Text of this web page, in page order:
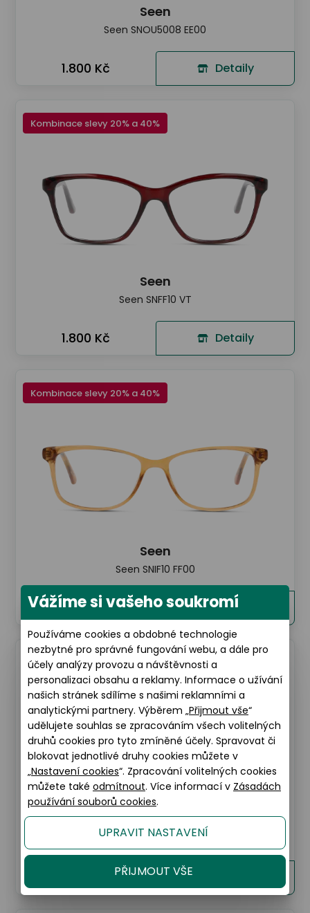
Seen
Seen SNOU5008 EE00
1.800 Kč Detaily
Kombinace slevy 20% a 40%
Seen
Seen SNFF10 VT
1.800 Kč Detaily
Kombinace slevy 20% a 40%
Seen
Seen SNIF10 FF00
1.800 Kč Detaily
Kombinace slevy 20% a 40%
Seen
Seen SNFF10 RR00
Vážíme si vašeho soukromí
Používáme cookies a obdobné technologie
nezbytné pro správné fungování webu, a dále pro
účely analýzy provozu a návštěvnosti a
personalizaci obsahu a reklamy. Informace o užívání
našich stránek sdílíme s našimi reklamními a
analytickými partnery. Výběrem „Přijmout vše“
udělujete souhlas se zpracováním všech volitelných
druhů cookies pro tyto zmíněné účely. Spravovat či
blokovat jednotlivé druhy cookies můžete v
„Nastavení cookies“. Zpracování volitelných cookies
můžete také odmítnout. Více informací v Zásadách
používání souborů cookies.
UPRAVIT NASTAVENÍ
PŘIJMOUT VŠE